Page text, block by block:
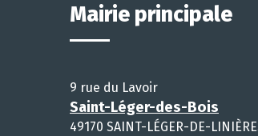
Mairie principale
9 rue du Lavoir
Saint-Léger-des-Bois
49170 SAINT-LÉGER-DE-